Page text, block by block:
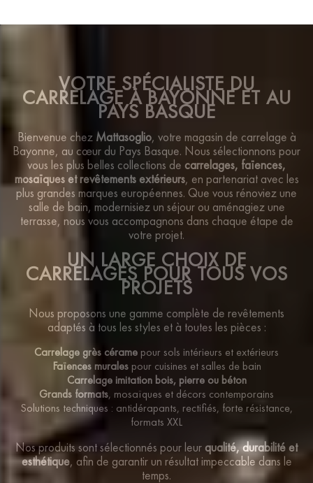
VOTRE SPÉCIALISTE DU
CARRELAGE À BAYONNE ET AU
PAYS BASQUE
Bienvenue chez Mattasoglio, votre magasin de carrelage à
Bayonne, au cœur du Pays Basque. Nous sélectionnons pour
vous les plus belles collections de carrelages, faïences,
mosaïques et revêtements extérieurs, en partenariat avec les
plus grandes marques européennes. Que vous rénoviez une
salle de bain, modernisiez un séjour ou aménagiez une
terrasse, nous vous accompagnons dans chaque étape de
votre projet.
UN LARGE CHOIX DE
CARRELAGES POUR TOUS VOS
PROJETS
Nous proposons une gamme complète de revêtements
adaptés à tous les styles et à toutes les pièces :
Carrelage grès cérame pour sols intérieurs et extérieurs
Faïences muralespour cuisines et salles de bain
Carrelage imitation bois, pierre ou béton
Grands formats, mosaïques et décors contemporains
Solutions techniques : antidérapants, rectifiés, forte résistance,
formats XXL
Nos produits sont sélectionnés pour leur qualité, durabilité et
esthétique, afin de garantir un résultat impeccable dans le
temps.